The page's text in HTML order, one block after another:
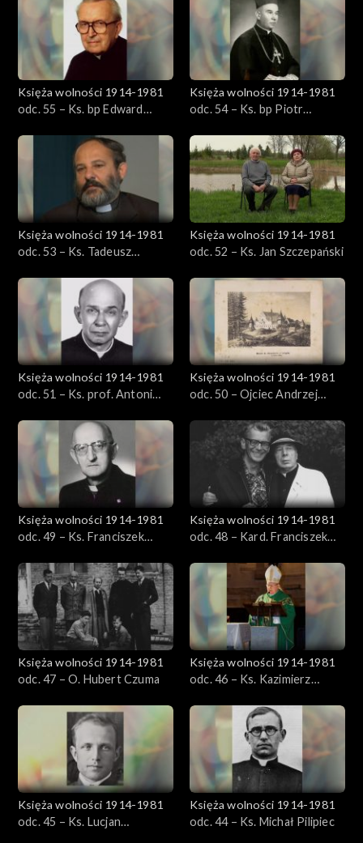
Księża wolności 1914-1981
odc. 55 – Ks. bp Edward
Księża wolności 1914-1981
odc. 54 – Ks. bp Piotr
Księża wolności 1914-1981
odc. 53 – Ks. Tadeusz
Księża wolności 1914-1981
odc. 52 – Ks. Jan Szczepański
Księża wolności 1914-1981
odc. 51 – Ks. prof. Antoni
Księża wolności 1914-1981
odc. 50 – Ojciec Andrzej
Księża wolności 1914-1981
odc. 49 – Ks. Franciszek
Księża wolności 1914-1981
odc. 48 – Kard. Franciszek
Księża wolności 1914-1981
odc. 47 – O. Hubert Czuma
Księża wolności 1914-1981
odc. 46 – Ks. Kazimierz
Księża wolności 1914-1981
odc. 45 – Ks. Lucjan
Księża wolności 1914-1981
odc. 44 – Ks. Michał Pilipiec